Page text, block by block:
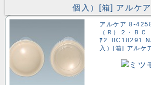
アルケア 8-
（Ｒ）２・Ｂ
ｱ2･BC18291
入）[箱] アルケ